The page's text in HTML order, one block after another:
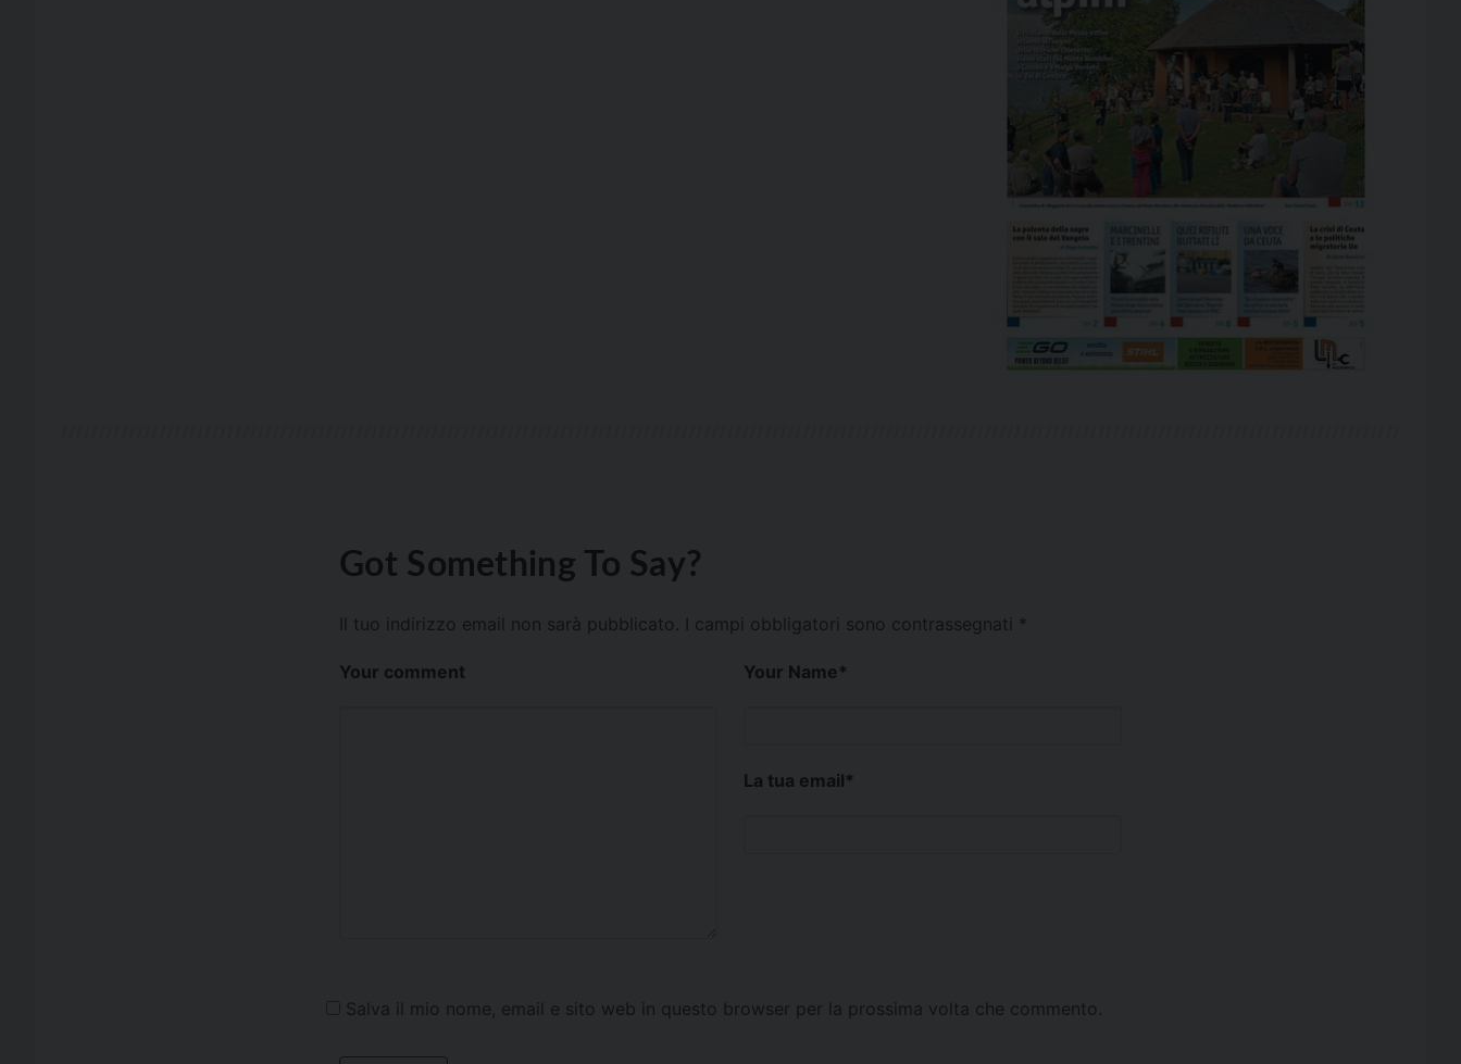
Got Something To Say?
Il tuo indirizzo email non sarà pubblicato. I campi obbligatori sono contrassegnati *
Your comment Your Name*
La tua email*
Salva il mio nome, email e sito web in questo browser per la prossima volta che commento.